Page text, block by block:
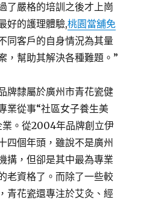
了嚴格的培訓之後才上崗
好的護理體驗,桃園當舖免
同客戶的自身情況為其量
，幫助其解決各種難題。”
牌隸屬於廣州市青花瓷健
業從事“社區女子養生美
業。從2004年品牌創立伊
四個年頭，雖說不是廣州
搆，但卻是其中最為專業
老資格了。而除了一些較
青花瓷還專注於艾灸、經